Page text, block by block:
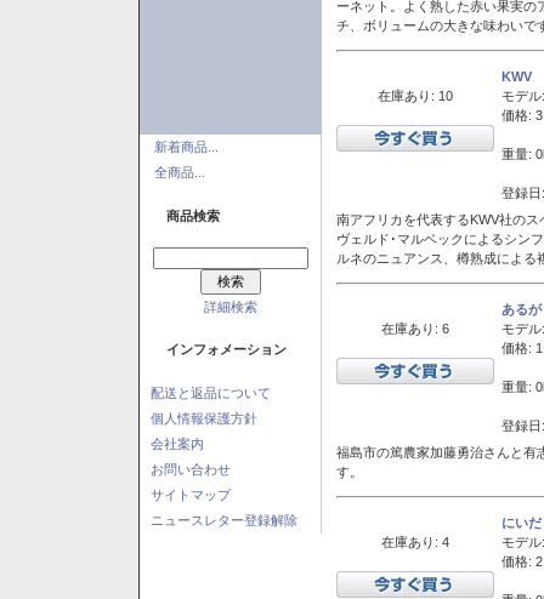
新着商品...
全商品...
商品検索
詳細検索
インフォメーション
配送と返品について
個人情報保護方針
会社案内
お問い合わせ
サイトマップ
ニュースレター登録解除
ーネット。よく熟した赤い果実
チ、ボリュームの大きな味わいで
在庫あり: 10
KWV
モデル:
価格:
重量:
登録
南アフリカを代表するKWV社の
ヴェルド･マルベックによるシン
ルネのニュアンス、樽熟成によ
在庫あり: 6
ある
モデル:
価格:
重量:
登録
福島市の篤農家加藤勇治さんと有
す。
在庫あり: 4
にい
モデル:
価格: